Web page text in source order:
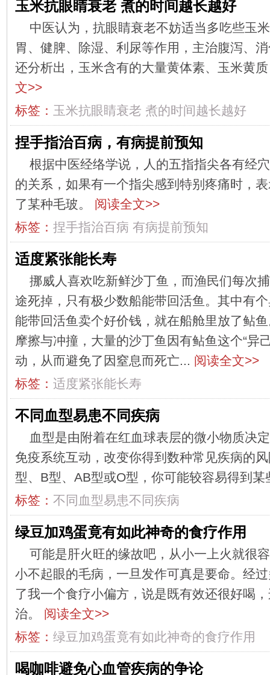
玉米抗眼睛衰老 煮的时间越长越好
中医认为，抗眼睛衰老不妨适当多吃些玉
胃、健脾、除湿、利尿等作用，主治腹泻、
还分析出，玉米含有的大量黄体素、玉米黄
文>>
标签： 玉米抗眼睛衰老 煮的时间越长越好
捏手指治百病，有病提前预知
根据中医经络学说，人的五指指尖各有经
的关系，如果有一个指尖感到特别疼痛时，
了某种毛玻。 阅读全文>>
标签： 捏手指治百病 有病提前预知
适度紧张能长寿
挪威人喜欢吃新鲜沙丁鱼，而渔民们每次
途死掉，只有极少数船能带回活鱼。其中有
能带回活鱼卖个好价钱，就在船舱里放了鲇
摩擦与冲撞，大量的沙丁鱼因有鲇鱼这个“异
动，从而避免了因窒息而死亡... 阅读全文>>
标签： 适度紧张能长寿
不同血型易患不同疾病
血型是由附着在红血球表层的微小物质决
免疫系统互动，改变你得到数种常见疾病的
型、B型、AB型或O型，你可能较容易得到
标签： 不同血型易患不同疾病
绿豆加鸡蛋竟有如此神奇的食疗作用
可能是肝火旺的缘故吧，从小一上火就很
小不起眼的毛病，一旦发作可真是要命。经
了我一个食疗小偏方，说是既有效还很好喝
治。 阅读全文>>
标签： 绿豆加鸡蛋竟有如此神奇的食疗作用
喝咖啡避免心血管疾病的争论